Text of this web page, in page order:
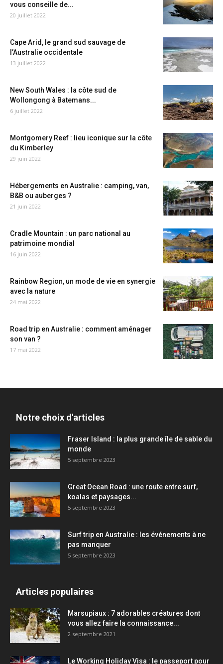
vous conseille de...
20 juillet 2022
Cape Arid, le grand sud sauvage de
l’Australie occidentale
13 juillet 2022
New South Wales : la côte sud de
Wollongong à Batemans...
6 juillet 2022
Montgomery Reef : lieu iconique sur la côte
du Kimberley
29 juin 2022
Hébergements en Australie : camping, van,
B&B ou auberges ?
21 juin 2022
Cradle Mountain : un parc national au
patrimoine mondial
16 juin 2022
Rainbow Region, un mode de vie en synergie
avec la nature
24 mai 2022
Road trip en Australie : comment aménager
son van ?
17 mai 2022
Notre choix d'articles
Fraser Island : la plus grande île de sable du
monde
5 septembre 2023
Great Ocean Road : une route entre surf,
koalas et paysages...
5 septembre 2023
Surf trip en Australie : les événements à ne
pas manquer
5 septembre 2023
Articles populaires
Marsupiaux : 7 adorables créatures dont
vous allez faire la connaissance...
2 septembre 2021
Le Working Holiday Visa : le passeport pour